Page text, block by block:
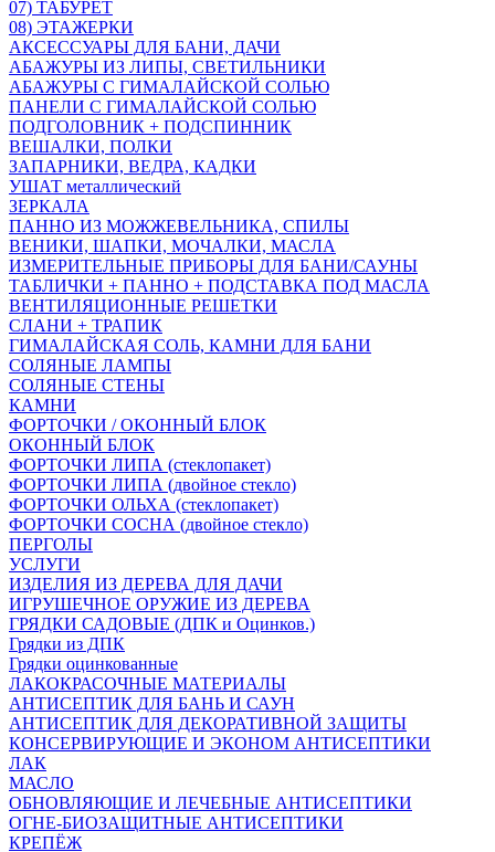
07) ТАБУРЕТ
08) ЭТАЖЕРКИ
АКСЕССУАРЫ ДЛЯ БАНИ, ДАЧИ
АБАЖУРЫ ИЗ ЛИПЫ, СВЕТИЛЬНИКИ
АБАЖУРЫ С ГИМАЛАЙСКОЙ СОЛЬЮ
ПАНЕЛИ С ГИМАЛАЙСКОЙ СОЛЬЮ
ПОДГОЛОВНИК + ПОДСПИННИК
ВЕШАЛКИ, ПОЛКИ
ЗАПАРНИКИ, ВЕДРА, КАДКИ
УШАТ металлический
ЗЕРКАЛА
ПАННО ИЗ МОЖЖЕВЕЛЬНИКА, СПИЛЫ
ВЕНИКИ, ШАПКИ, МОЧАЛКИ, МАСЛА
ИЗМЕРИТЕЛЬНЫЕ ПРИБОРЫ ДЛЯ БАНИ/САУНЫ
ТАБЛИЧКИ + ПАННО + ПОДСТАВКА ПОД МАСЛА
ВЕНТИЛЯЦИОННЫЕ РЕШЕТКИ
СЛАНИ + ТРАПИК
ГИМАЛАЙСКАЯ СОЛЬ, КАМНИ ДЛЯ БАНИ
СОЛЯНЫЕ ЛАМПЫ
СОЛЯНЫЕ СТЕНЫ
КАМНИ
ФОРТОЧКИ / ОКОННЫЙ БЛОК
ОКОННЫЙ БЛОК
ФОРТОЧКИ ЛИПА (стеклопакет)
ФОРТОЧКИ ЛИПА (двойное стекло)
ФОРТОЧКИ ОЛЬХА (стеклопакет)
ФОРТОЧКИ СОСНА (двойное стекло)
ПЕРГОЛЫ
УСЛУГИ
ИЗДЕЛИЯ ИЗ ДЕРЕВА ДЛЯ ДАЧИ
ИГРУШЕЧНОЕ ОРУЖИЕ ИЗ ДЕРЕВА
ГРЯДКИ САДОВЫЕ (ДПК и Оцинков.)
Грядки из ДПК
Грядки оцинкованные
ЛАКОКРАСОЧНЫЕ МАТЕРИАЛЫ
АНТИСЕПТИК ДЛЯ БАНЬ И САУН
АНТИСЕПТИК ДЛЯ ДЕКОРАТИВНОЙ ЗАЩИТЫ
КОНСЕРВИРУЮЩИЕ И ЭКОНОМ АНТИСЕПТИКИ
ЛАК
МАСЛО
ОБНОВЛЯЮЩИЕ И ЛЕЧЕБНЫЕ АНТИСЕПТИКИ
ОГНЕ-БИОЗАЩИТНЫЕ АНТИСЕПТИКИ
КРЕПЁЖ